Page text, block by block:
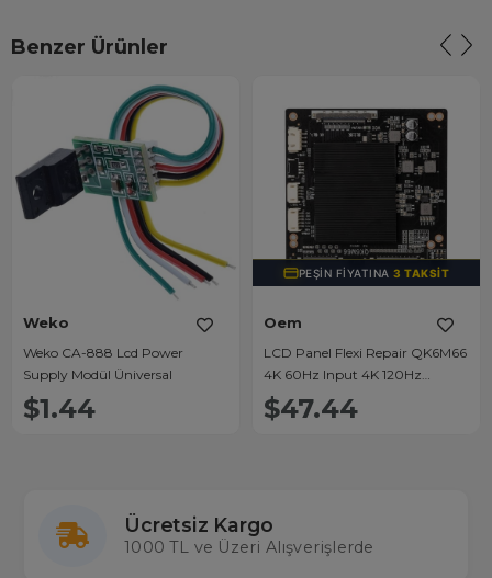
Benzer Ürünler
Weko
Weko CA-888 Lcd Power
Supply Modül Üniversal
$1.44
PEŞIN FIYATINA3 TAKSIT
Oem
LCD Panel Flexi Repair QK6M66
4K 60Hz Input 4K 120Hz
Output
$47.44
Ücretsiz Kargo
1000 TL ve Üzeri Alışverişlerde